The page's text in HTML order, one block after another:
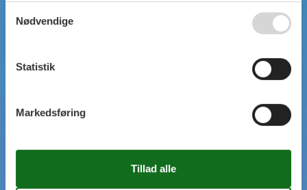
Nødvendige
Statistik
Markedsføring